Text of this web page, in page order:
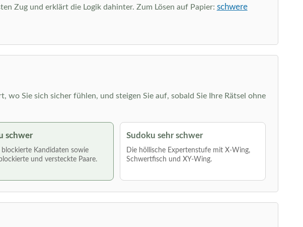
Zug und erklärt die Logik dahinter. Zum Lösen auf Papier: schwere
Sie sich sicher fühlen, und steigen Sie auf, sobald Sie Ihre Rätsel ohne
schwer
blockierte Kandidaten sowie
und versteckte Paare.
Sudoku sehr schwer
Die höllische Expertenstufe mit X-Wing,
Schwertfisch und XY-Wing.